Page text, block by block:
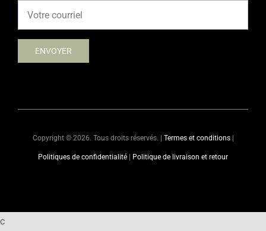
Copyright © 2026. Tous droits réservés. | Termes et conditions|
Politiques de confidentialité Politique de livraison et retour
c